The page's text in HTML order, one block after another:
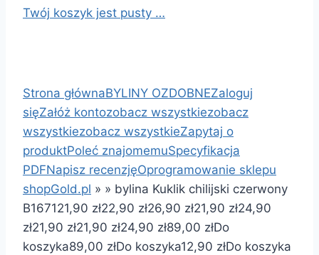
Twój koszyk jest pusty …
Strona głównaBYLINY OZDOBNEZaloguj
sięZałóż kontozobacz wszystkiezobacz
wszystkiezobacz wszystkieZapytaj o
produktPoleć znajomemuSpecyfikacja
PDFNapisz recenzjęOprogramowanie sklepu
shopGold.pl » » bylina Kuklik chilijski czerwony
B167121,90 zł22,90 zł26,90 zł21,90 zł24,90
zł21,90 zł21,90 zł24,90 zł89,00 złDo
koszyka89,00 złDo koszyka12,90 złDo koszyka